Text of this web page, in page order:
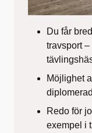
Du får
travsport
Möjlighet
Redo för
exempel i